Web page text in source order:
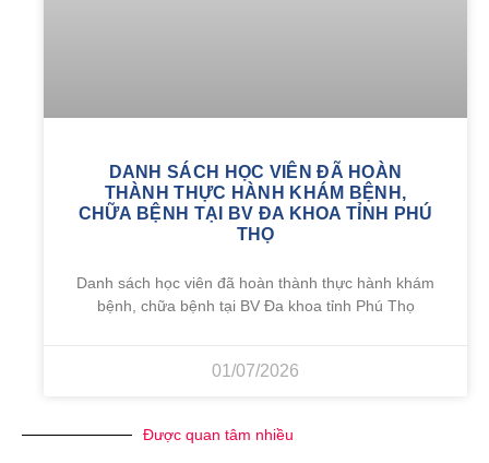
DANH SÁCH HỌC VIÊN ĐÃ HOÀN
THÀNH THỰC HÀNH KHÁM BỆNH,
CHỮA BỆNH TẠI BV ĐA KHOA TỈNH PHÚ
THỌ
Danh sách học viên đã hoàn thành thực hành khám
bệnh, chữa bệnh tại BV Đa khoa tỉnh Phú Thọ
01/07/2026
Được quan tâm nhiều